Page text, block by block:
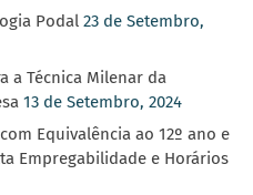
Podal 23 de Setembro,
a Técnica Milenar da
13 de Setembro, 2024
Equivalência ao 12º ano e
Empregabilidade e Horários